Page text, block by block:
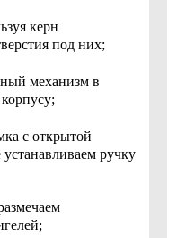
керн
под них;
механизм в
с открытой
ручку